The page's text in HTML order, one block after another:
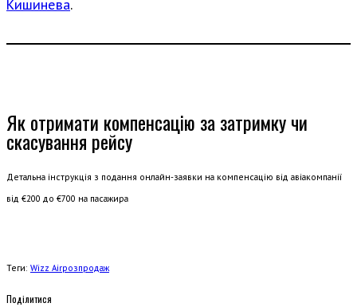
Кишинева.
Як отримати компенсацію за затримку чи
скасування рейсу
Детальна інструкція з подання онлайн-заявки на компенсацію від авіакомпанії
від €200 до €700 на пасажира
Теги: Wizz Airрозпродаж
Поділитися